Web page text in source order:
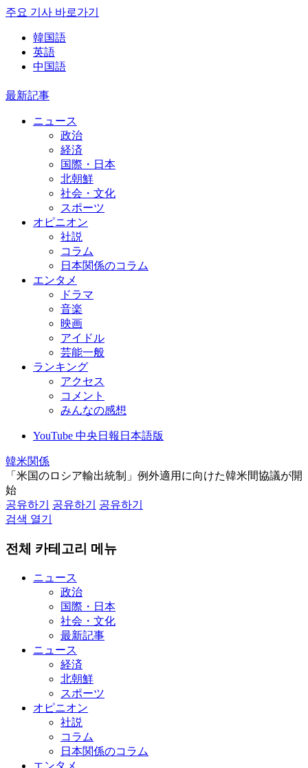
주요 기사 바로가기
韓国語
英語
中国語
最新記事
ニュース
政治
経済
国際・日本
北朝鮮
社会・文化
スポーツ
オピニオン
社説
コラム
日本関係のコラム
エンタメ
ドラマ
音楽
映画
アイドル
芸能一般
ランキング
アクセス
コメント
みんなの感想
YouTube 中央日報日本語版
韓米関係
「米国のロシア輸出統制」例外適用に向けた韓米間協議が開
始
공유하기
공유하기
공유하기
검색 열기
전체 카테고리 메뉴
ニュース
政治
国際・日本
社会・文化
最新記事
ニュース
経済
北朝鮮
スポーツ
オピニオン
社説
コラム
日本関係のコラム
エンタメ